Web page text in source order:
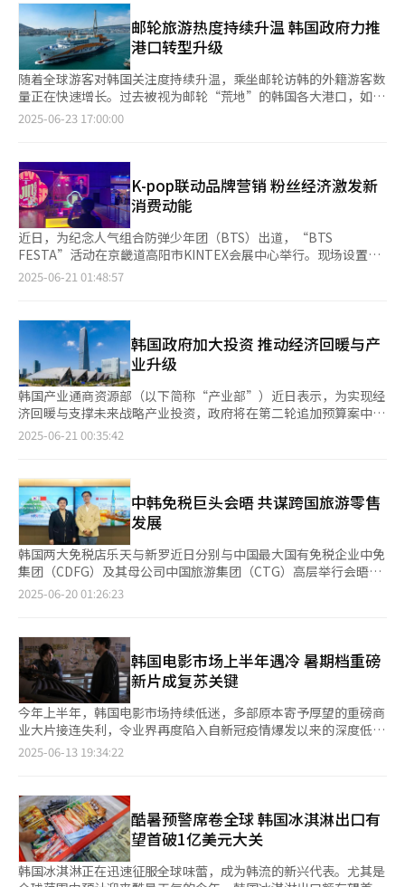
邮轮旅游热度持续升温 韩国政府力推
港口转型升级
随着全球游客对韩国关注度持续升温，乘坐邮轮访韩的外籍游客数
量正在快速增长。过去被视为邮轮“荒地”的韩国各大港口，如今
逐渐被纳入国际邮轮航线，推动邮轮入境游客大幅增加。 根据韩
期访韩外籍游客总数为557.7万人次，较去年同期增长14.6%。邮
轮游客增幅远高于整体访韩游客数量增幅。 受新冠疫情影响，邮
轮入境游客数量从2019年的17万人次骤降至2020年后的几乎为
零，连续三年陷入停滞。2022年起，随着海外旅游逐步恢复，相
关数据开始回升，当年达到20万人次，2023年更是大幅跃升至73
万人次。按照当前增长势头，今年全年有望突破90万人次。 从各
港口情况看，截至今年4月，釜山港以14.8万名游客位居首位，较
去年同期增长68%；济州港接待游客6.3万人次，同比增长
13.9%，21至30岁年轻游客同比增长38.7%，达到10.9万人次。
业内普遍认为，随着韩国作为邮轮停靠地的吸引力不断提升，邮轮
游客数量也逐渐增加。过去东亚邮轮航线主要以日本和中国为停靠
地，但近年来随着K-POP、韩剧等韩流文化在全球走红，韩国地方
城市正逐步被纳入更多国际邮轮航线。 业内人士分析称，虽然邮
轮旅游在韩国仍属小众，但在海外早已是备受欢迎的旅游方式。疫
情过后积压需求的集中释放，加之韩国作为新兴邮轮停靠地吸引力
提升，共同推动了邮轮入境游客数量快速增长。 然而，有观点指
（邮轮始发及终点港）。与仅短暂停靠的经停港相比，母港能带来
更长停留时间和游客消费。 为此，韩国政府自今年起将邮轮经停
港从单纯的“停靠点”转变为“目的地型旅游地”，积极挖掘具有
地方特色的旅游资源。韩国文化体育观光部将首次全面支持地方政
府将本地旅游资源和文化特色产品化。 此外，为延长游客在经停
港的停留时间，政府还计划与法务部合作，延长港口出入境航站楼
运营时间，推进船上出入境审查服务，提升游客便利性。通过这些
举措，韩国力求引导邮轮游客深入游览经停港及周边地区，进一步
从‘停靠地’向‘旅游目的地’转变，并将与地方政府合作，实现
地方旅游发展。” 旅游业普遍看好邮轮产业的发展前景。随着人
口老龄化加剧，对舒适、从容旅游方式的需求持续增加，同时年轻
一代也在寻求独特的旅行体验。业内人士指出，若能将韩流文化与
邮轮旅游深度融合，不仅有望吸引更多外籍游客，还可带动韩国造
船企业参与邮轮建造，进一步提升相关产业的竞争力。
2025-06-23 17:00:00
K-pop联动品牌营销 粉丝经济激发新
消费动能
近日，为纪念人气组合防弹少年团（BTS）出道，“BTS
FESTA”活动在京畿道高阳市KINTEX会展中心举行。现场设置了
不倒翁、兰芝、Photism、八道等品牌的宣传展位，吸引了来自世
明星代言、线下活动等方式宣传品牌产品，深化品牌认知与用户黏
性，且不再局限于与传统广告合作。 据韩国演艺界20日消息，在
本次“BTS FESTA”活动中，由成员金硕珍代言的兰芝品牌向粉
丝派发了共计6.5万个产品试用装。同样由金硕珍代言的“金拉
面”展位则举办了现场试吃活动，吸引了4000多名国内外粉丝参
与。 K-pop明星在品牌宣传效应也体现在艺人权志龙身上。他于
近日出席其自创品牌“PEACEMINUSONE”与酒类品牌Brewguru
合作举办的新品发布会时，乘坐特斯拉赛博越野旅行车亮相，现场
隆·里夫·马斯克转发，引发热议。 K-pop明星与各品牌的合作
热潮，还蔓延至流行的“快闪店”领域。化妆品牌
JUNGSAEMMOOL上月在首尔圣水洞设立快闪店，现场布置了代言
人TWS组合的打卡区。另一偶像团体P1Harmony则联手跳蚤市
场，于首尔望远洞开设快闪店，展示并销售多款周边产品。 值得
一提的是，K-pop与品牌联动的品类也正不断拓展，从传统的食
品、化妆品、服饰等领域延伸至住宿服务领域。全球住宿平台爱彼
迎便策划了一场由SEVENTEEN成员亲自担任房东的线下粉丝见面
城市推出以SEVENTEEN为主题的沉浸式体验项目。 爱彼迎联合创
始人兼首席执行官布莱恩·切斯基（Brian Chesky）在近日的见
面会上表示，去年与SEVENTEEN的合作反响热烈，如果有机会希
望再次携手。与SEVENTEEN的合作非常有影响力，未来希望进一
步扩大合作范围。 业内人士指出，K-pop明星与品牌的合作不仅
提升了艺人和企业的全球认知度，也助推了产品销量的增长。粉丝
不仅追随偶像的作品与演出，也可以参与其所代言品牌的消费活
动，对品牌传播和销售形成有力支撑。 韩国进出口银行2022年发
动效应不容小觑。 一位演艺界相关人士表示，K-pop粉丝不仅热
衷于购买专辑、周边，还愿意为偶像代言品牌买单。对于非娱乐产
业而言，如何吸引这些粉丝群体，已成为品牌营销成功的重要指
标。 防弹少年团与SEVENTEEN所属公司HYBE方面也表示，将继
续致力于为全球大众提供新颖、富有创意的体验，同时为企业与品
2025-06-21 01:48:57
韩国政府加大投资 推动经济回暖与产
业升级
韩国产业通商资源部（以下简称“产业部”）近日表示，为实现经
济回暖与支撑未来战略产业投资，政府将在第二轮追加预算案中拨
款4956亿韩元（约合人民币26.61亿元），重点聚焦提振内需、扶
3261亿韩元。全体消费者均可申请补贴，个人最高可获得30万韩
元的购置补贴。 为应对钢铁、石油化工等传统制造业聚集地区面
临的产业结构性困境，产业部将相关地区划定为“产业转型升级特
别经济区”，并设立规模达37亿韩元的支援项目。为减轻该地区企
业贷款负担，产业部将实施多维度精准扶持政策，包括提供贷款利
息补贴，并配套推出涵盖技术升级、成果转化、商业咨询等领域的
定制化综合支持方案。 在产业扶持方面，产业部将重点扶持人工
智能（AI）与再生能源产业，相关预算总额为1378亿韩元。其
促进AI生态系统建设。 为应对气候变化，产业部计划追加1118亿
韩元预算，重点用于住宅建设太阳能设施的普及、太阳能设备生产
及建设融资支持等领域，以加快再生能源的推广应用。同时，还将
额外划拨10亿韩元专项经费，用于支持下一代高效太阳能电池的尖
端技术研发与试验项目，以突破关键核心技术瓶颈。 在提升出口
竞争力方面，产业部将新设“电力设备产品出口产业化项目”，并
加强韩流博览会等海外营销活动。随着全球人工智能等高科技产业
快速发展带来的电力基础设施需求激增，预计电缆、变压器等电力
生产设备升级与创新产品研发，全方位助力电力设备企业开拓海外
市场。 政府还将追加24亿韩元预算，重点扶持韩国美妆、韩国食
品、生活用品及韩流文化衍生品等特色产业出口，以进一步扩大今
年11月计划在纽约举办的韩流博览会参展企业规模，并计划在其他
国家和地区增设相关展会，构建全球化营销网络。 目前，该追加
预算案已顺利通过国务会议审议，即将提交国会进行最终审批。产
2025-06-21 00:35:42
中韩免税巨头会晤 共谋跨国旅游零售
发展
韩国两大免税店乐天与新罗近日分别与中国最大国有免税企业中免
集团（CDFG）及其母公司中国旅游集团（CTG）高层举行会晤，
就加强中韩免税与旅游合作进行深入探讨。 据乐天免税店19日消
在借中韩关系改善之势，推动两国在免税和旅游领域的交流与合
作。双方围绕免税店运营经验分享、旅游景点与酒店等相关领域的
合作方案展开讨论。会议次日，中免集团高层还对乐天免税店明洞
总店等首尔市内免税店进行实地参观，考察韩国免税行业的发展情
况。 新罗免税店同日也在位于首尔中区的新罗免税店总店接待中
国旅游集团高层一行。中方代表包括副总经理刘昆、张礼军、研究
院院长游成等，韩方由新罗酒店副社长兼旅游零售部门总管金俊焕
等高管接待。此次交流旨在强化全球免税产业合作，推动中韩免税
商品与渠道、旅游资源与设施、旅游金融等四大核心业务，子公司
中免集团自1984年成立以来，已经成长为全球最大的免税企业。
在英国《穆迪戴维特报告》（The Moodie Davitt Report）发布
的全球免税企业营收排名中，中免集团 2022年位居全球第一，
2023年排名第二。 中国国家移民管理局数据显示，去年中国以免
签方式接待外籍游客2011.5万人次，较前一年暴增112.3%。中国
2025-06-20 01:26:23
韩国电影市场上半年遇冷 暑期档重磅
新片成复苏关键
今年上半年，韩国电影市场持续低迷，多部原本寄予厚望的重磅商
业大片接连失利，令业界再度陷入自新冠疫情爆发以来的深度低
谷。在此背景下，作为传统观影旺季的暑期档能否扭转颓势，成为
万。尽管《野党》取得了超出预期的成绩，但整体市场复苏依然乏
力。与去年同期相比，今年几乎未能诞生现象级的卖座影片。 回
顾去年同期，票房市场涌现多部千万级影片。本土作品《破墓》
（约1191万人次）、《犯罪都市4》（约1150万人次）先后突破千
万观影人次，好莱坞动画电影《头脑特工队2》（约879万人次）
2025-06-13 19:34:22
酷暑预警席卷全球 韩国冰淇淋出口有
望首破1亿美元大关
韩国冰淇淋正在迅速征服全球味蕾，成为韩流的新兴代表。尤其是